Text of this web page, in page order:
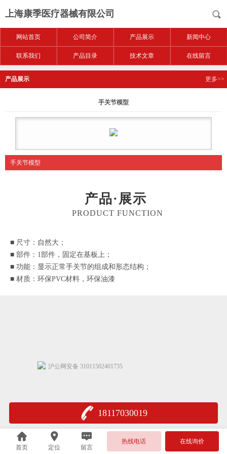
上海康季医疗器械有限公司
网站首页 公司简介 产品展示 新闻中心
联系我们 产品目录 技术文章 在线留言
产品展示 更多>>
手关节模型
手关节模型
产品·展示
PRODUCT FUNCTION
■ 尺寸： 自然大 ；
■ 部件： 1 部件， 固定在基板上 ；
■ 功能： 显示正常手关节的组成和形态结构 ；
■ 材质：环保PVC材料，环保油漆
18117030019
首页 定位 留言
热线电话 在线询价
沪公网安备 31011502401735